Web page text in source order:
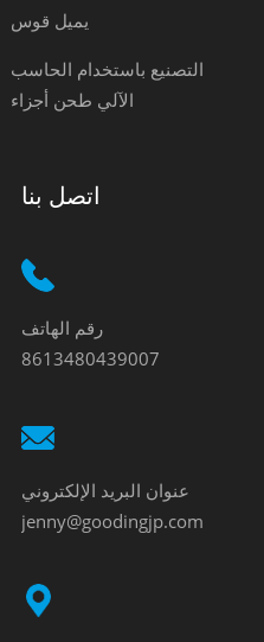
يميل قوس
التصنيع باستخدام الحاسب
الآلي طحن أجزاء
اتصل بنا
رقم الهاتف
8613480439007
عنوان البريد الإلكتروني
jenny@goodingjp.com